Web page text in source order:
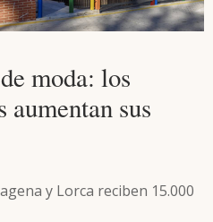
moda: los
aumentan sus
y Lorca reciben 15.000